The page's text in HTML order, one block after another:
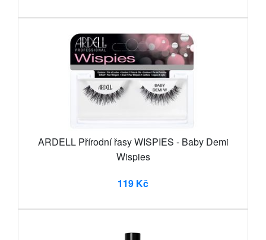
ARDELL Přírodní řasy WISPIES - Baby Demi
Wispies
119 Kč